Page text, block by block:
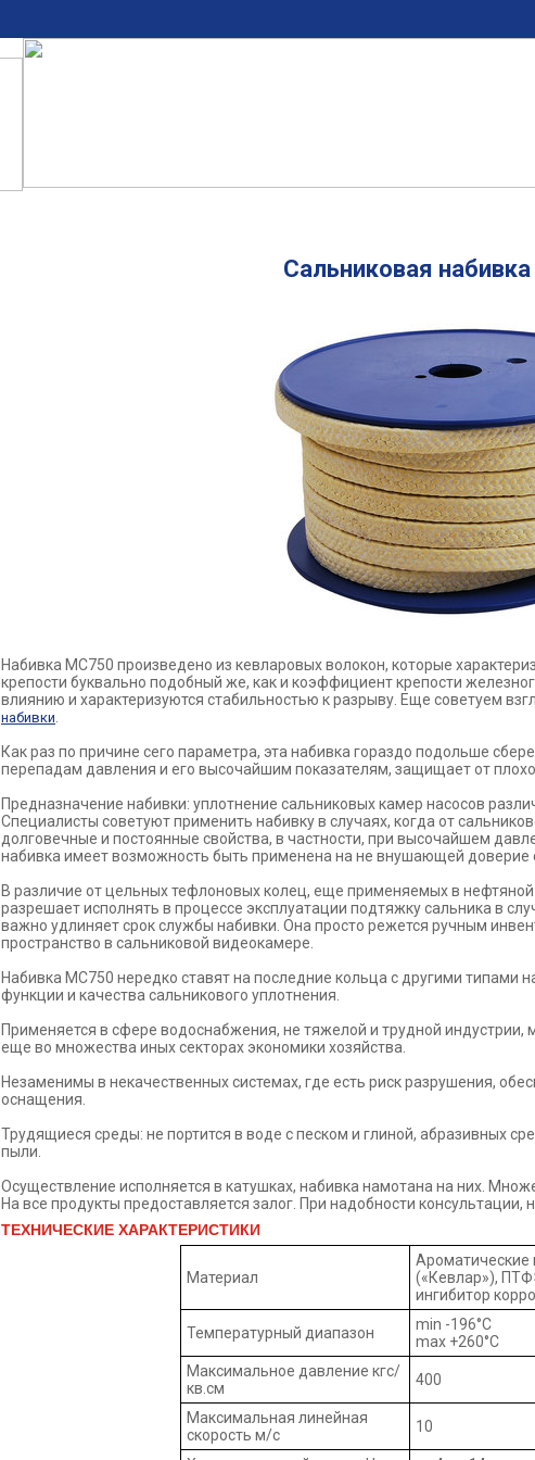
Сальниковая
Набивка МС750 произведено из кевларовых волокон, которые
крепости буквально подобный же, как и коэффициент крепости
влиянию и характеризуются стабильностью к разрыву. Еще советуем
набивки
Как раз по причине сего параметра, эта набивка гораздо подольше
перепадам давления и его высочайшим показателям, защищает от
Предназначение набивки: уплотнение сальниковых камер насосов
Специалисты советуют применить набивку в случаях, когда от
долговечные и постоянные свойства, в частности, при высочайшем
набивка имеет возможность быть применена на не внушающей доверие
В различие от цельных тефлоновых колец, еще применяемых в
разрешает исполнять в процессе эксплуатации подтяжку сальника в
важно удлиняет срок службы набивки. Она просто режется ручным
пространство в сальниковой видеокамере.
Набивка МС750 нередко ставят на последние кольца с другими типами
функции и качества сальникового уплотнения.
Применяется в сфере водоснабжения, не тяжелой и трудной
еще во множества иных секторах экономики хозяйства.
Незаменимы в некачественных системах, где есть риск разрушения,
оснащения.
Трудящиеся среды: не портится в воде с песком и глиной, абразивных
пыли.
Осуществление исполняется в катушках, набивка намотана на них.
На все продукты предоставляется залог. При надобности консультации,
ТЕХНИЧЕСКИЕ ХАРАКТЕРИСТИКИ
Материал
Ароматические
(«Кевлар»),
ингибитор
Температурный диапазон
min -196°С
max +260°С
Максимальное давление кгс/
кв.см
400
Максимальная линейная
скорость м/с
10